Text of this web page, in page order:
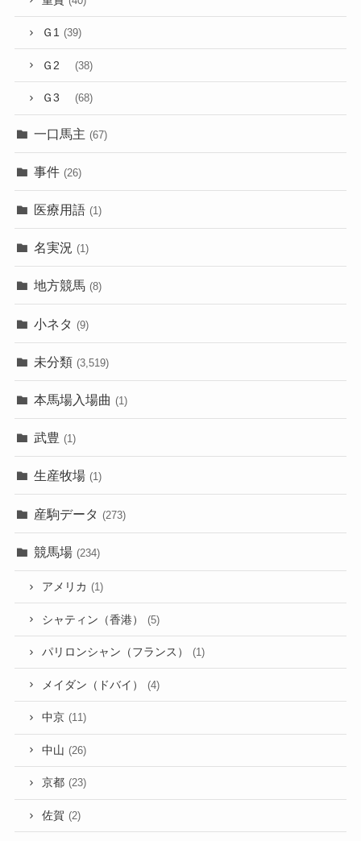
Ｇ1 (39)
Ｇ2 (38)
Ｇ3 (68)
一口馬主 (67)
事件 (26)
医療用語 (1)
名実況 (1)
地方競馬 (8)
小ネタ (9)
未分類 (3,519)
本馬場入場曲 (1)
武豊 (1)
生産牧場 (1)
産駒データ (273)
競馬場 (234)
アメリカ (1)
シャティン（香港） (5)
パリロンシャン（フランス） (1)
メイダン（ドバイ） (4)
中京 (11)
中山 (26)
京都 (23)
佐賀 (2)